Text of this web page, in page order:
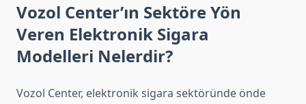
Vozol Center’ın Sektöre Yön
Veren Elektronik Sigara
Modelleri Nelerdir?
Vozol Center, elektronik sigara sektöründe önde